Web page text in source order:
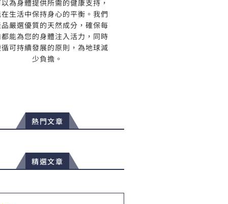
為身體提供所需的健康支持，
生活中保持身心的平衡。我們
品嚴選優質的天然成分，確保每
能為您的身體注入活力，同時
可持續發展的原則，為地球減
少負擔。
熱門文章
精選文章